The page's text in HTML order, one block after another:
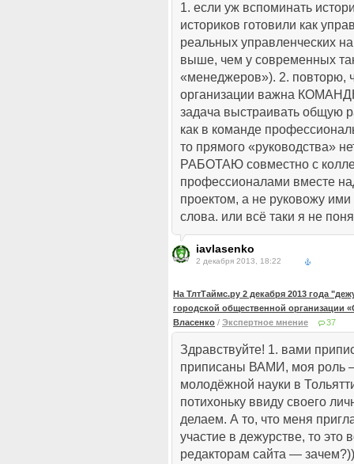
1. если уж вспоминать
историков готовили как
реальных управленческих
выше, чем у современных
«менеджеров»). 2. повторю,
организации важна
задача выстраивать общую
как в команде
то прямого «руководства»
РАБОТАЮ совместно с
профессионалами вместе
проектом, а не руковожу
слова. или всё таки я не
iavlasenko
2 декабря 2013, 18:22
На ТлтТаймс.ру 2 декабря 2013 года
городской общественной организации
Власенко / Экспертное мнение 37
Здравствуйте! 1. вами
приписаны ВАМИ, моя роль
молодёжной науки в
потихоньку ввиду своего
делаем. А то, что меня
участие в дежурстве, то это
редакторам сайта —